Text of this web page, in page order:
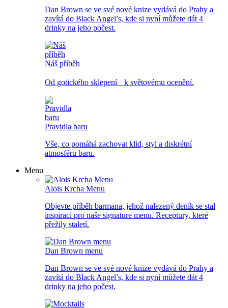
Dan Brown se ve své nové knize vydává do Prahy a
zavítá do Black Angel’s, kde si nyní můžete dát 4
drinky na jeho počest.
Náš příběh
Od gotického sklepení k světovému ocenění.
Pravidla baru
Vše, co pomáhá zachovat klid, styl a diskrétní
atmosféru baru.
Menu
Alois Krcha Menu
Objevte příběh barmana, jehož nalezený deník se stal
inspirací pro naše signature menu. Receptury, které
přežily staletí.
Dan Brown menu
Dan Brown se ve své nové knize vydává do Prahy a
zavítá do Black Angel’s, kde si nyní můžete dát 4
drinky na jeho počest.